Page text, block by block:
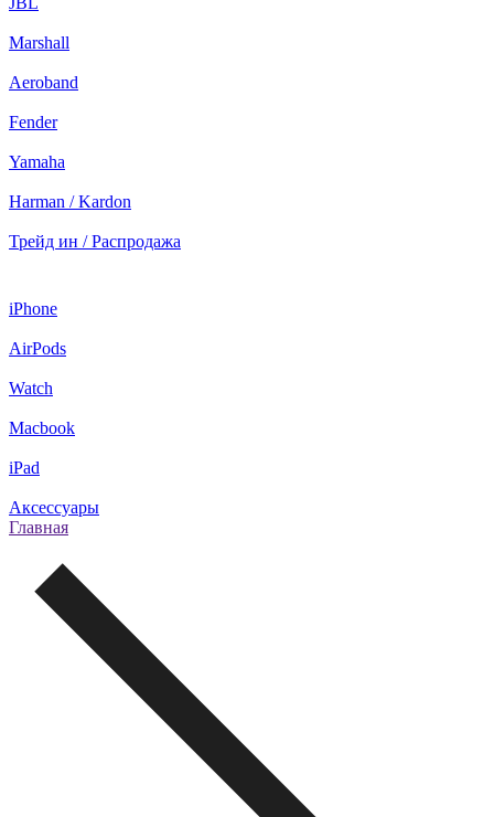
Marshall
Aeroband
Fender
Yamaha
Harman / Kardon
Трейд ин / Распродажа
iPhone
AirPods
Watch
Macbook
iPad
Аксессуары
Главная